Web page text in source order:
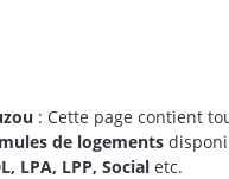
: Cette page contient
de logements
LPA, LPP, Social etc.